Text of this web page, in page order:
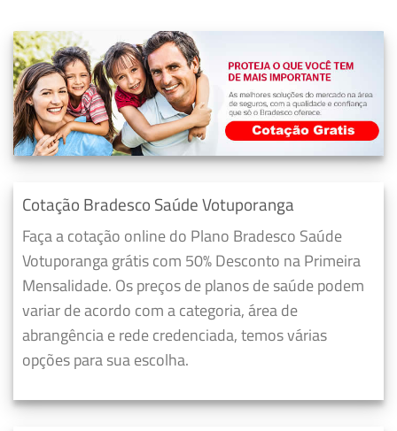
Cotação Bradesco Saúde Votuporanga
Faça a cotação online do Plano Bradesco Saúde
Votuporanga grátis com 50% Desconto na Primeira
Mensalidade. Os preços de planos de saúde podem
variar de acordo com a categoria, área de
abrangência e rede credenciada, temos várias
opções para sua escolha.